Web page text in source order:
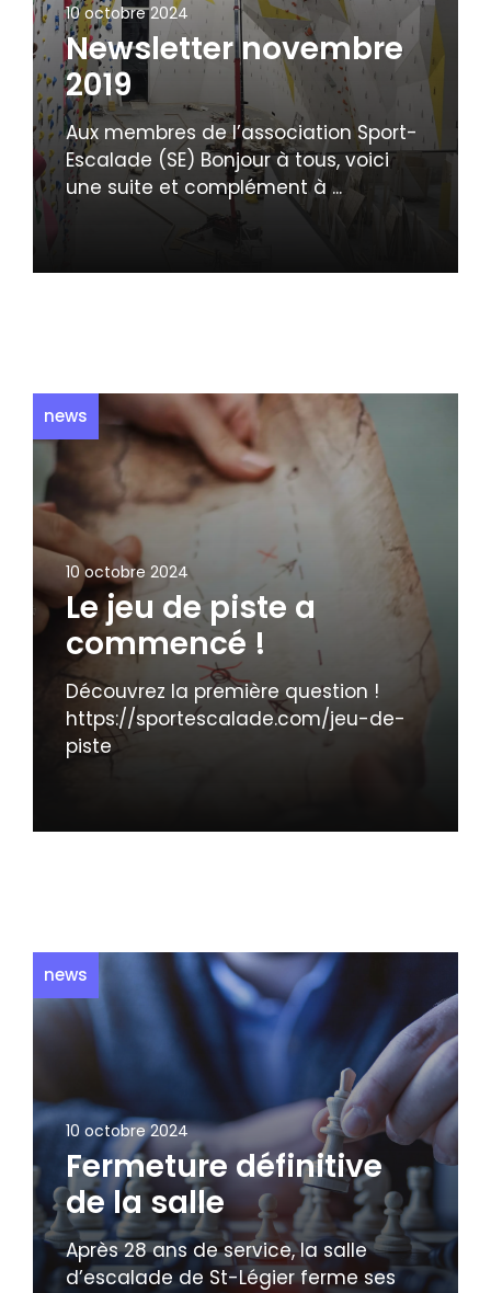
10 octobre 2024
Newsletter novembre
2019
Aux membres de l’association Sport-
Escalade (SE) Bonjour à tous, voici
une suite et complément à ...
news
10 octobre 2024
Le jeu de piste a
commencé !
Découvrez la première question !
https://sportescalade.com/jeu-de-
piste
news
10 octobre 2024
Fermeture définitive
de la salle
Après 28 ans de service, la salle
d’escalade de St-Légier ferme ses